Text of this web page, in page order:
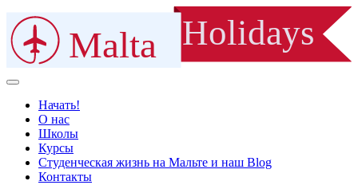
Malta Holidays
Начать!
О нас
Школы
Курсы
Студенческая жизнь на Мальте и наш Blog
Контакты